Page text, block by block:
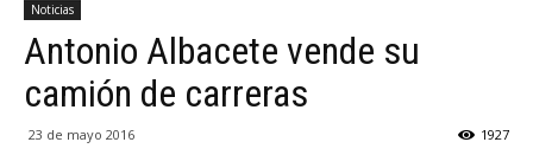
Noticias
Antonio Albacete vende su
camión de carreras
23 de mayo 2016 1927